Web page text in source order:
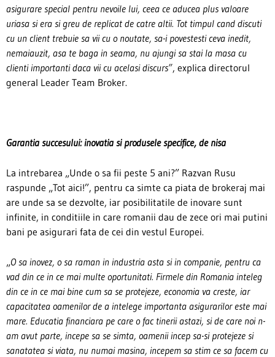
asigurare special pentru nevoile lui, ceea ce aducea plus valoare
uriasa si era si greu de replicat de catre altii. Tot timpul cand discuti
cu un client trebuie sa vii cu o noutate, sa-i povestesti ceva inedit,
nemaiauzit, asa te baga in seama, nu ajungi sa stai la masa cu
clienti importanti daca vii cu acelasi discurs”, explica directorul
general Leader Team Broker.
Garantia succesului: inovatia si produsele specifice, de nisa
La intrebarea „Unde o sa fii peste 5 ani?” Razvan Rusu
raspunde „Tot aici!”, pentru ca simte ca piata de brokeraj mai
are unde sa se dezvolte, iar posibilitatile de inovare sunt
infinite, in conditiile in care romanii dau de zece ori mai putini
bani pe asigurari fata de cei din vestul Europei.
„O sa inovez, o sa raman in industria asta si in companie, pentru ca
vad din ce in ce mai multe oportunitati. Firmele din Romania inteleg
din ce in ce mai bine cum sa se protejeze, economia va creste, iar
capacitatea oamenilor de a intelege importanta asigurarilor este mai
mare. Educatia financiara pe care o fac tinerii astazi, si de care noi n-
am avut parte, incepe sa se simta, oamenii incep sa-si protejeze si
sanatatea si viata, nu numai masina, incepem sa stim ce sa facem cu